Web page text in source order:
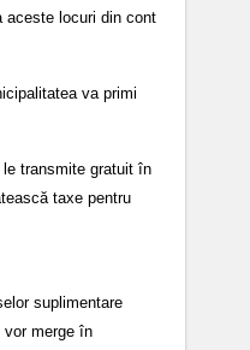
aceste locuri din cont
va primi
transmite gratuit în
taxe pentru
suplimentare
merge în